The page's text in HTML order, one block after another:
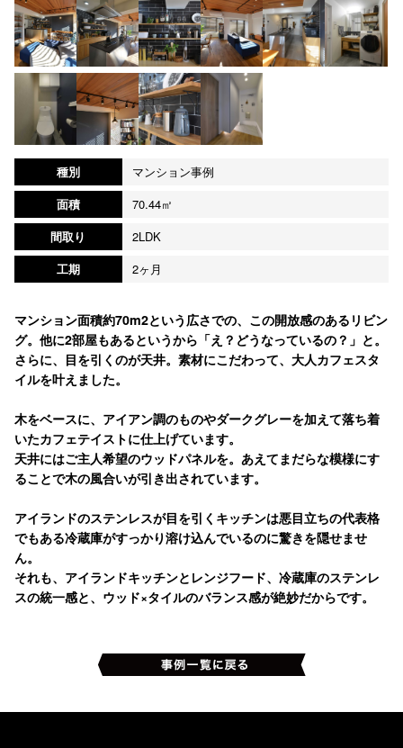
種別
マンション事例
面積
70.44㎡
間取り
2LDK
工期
2ヶ月
マンション面積約70m2という広さでの、この開放感のあるリビン
グ。他に2部屋もあるというから「え？どうなっているの？」と。
さらに、目を引くのが天井。素材にこだわって、大人カフェスタ
イルを叶えました。
木をベースに、アイアン調のものやダークグレーを加えて落ち着
いたカフェテイストに仕上げています。
天井にはご主人希望のウッドパネルを。あえてまだらな模様にす
ることで木の風合いが引き出されています。
アイランドのステンレスが目を引くキッチンは悪目立ちの代表格
でもある冷蔵庫がすっかり溶け込んでいるのに驚きを隠せませ
ん。
それも、アイランドキッチンとレンジフード、冷蔵庫のステンレ
スの統一感と、ウッド×タイルのバランス感が絶妙だからです。